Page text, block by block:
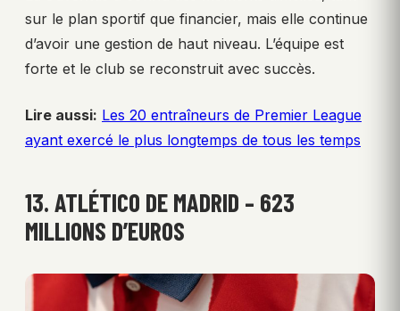
sur le plan sportif que financier, mais elle continue
d’avoir une gestion de haut niveau. L’équipe est
forte et le club se reconstruit avec succès.
Lire aussi: Les 20 entraîneurs de Premier League
ayant exercé le plus longtemps de tous les temps
13. ATLÉTICO DE MADRID – 623
MILLIONS D’EUROS